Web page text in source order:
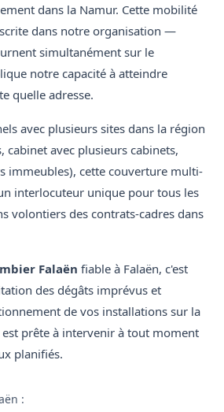
dans la Namur. Cette mobilité
dans notre organisation —
simultanément sur le
notre capacité à atteindre
quelle adresse.
avec plusieurs sites dans la région
cabinet avec plusieurs cabinets,
immeubles), cette couverture multi-
interlocuteur unique pour tous les
volontiers des contrats-cadres dans
Falaën fiable à Falaën, c'est
des dégâts imprévus et
de vos installations sur la
prête à intervenir à tout moment
planifiés.
: